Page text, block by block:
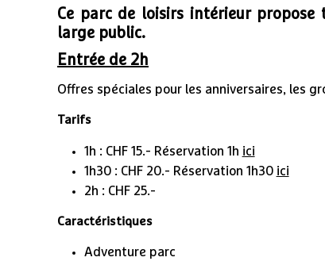
Ce parc de loisirs intérieur
large public.
Entrée de 2h
Offres spéciales pour les anniversaires, les
Tarifs
1h : CHF 15.- Réservation 1h ici
1h30 : CHF 20.- Réservation 1h30 ici
2h : CHF 25.-
Caractéristiques
Adventure parc